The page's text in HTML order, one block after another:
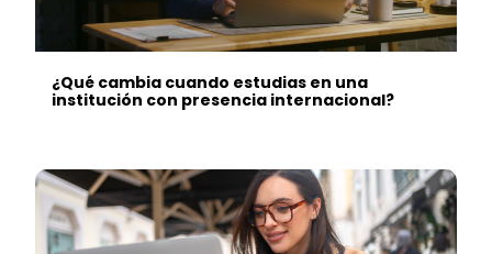
¿Qué cambia cuando estudias en una
institución con presencia internacional?